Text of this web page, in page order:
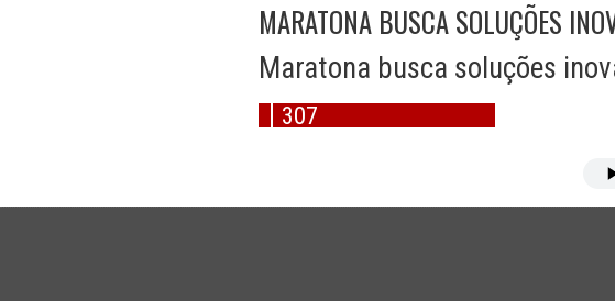
MARATONA BUSCA SOLUÇÕES
Maratona busca soluções
307